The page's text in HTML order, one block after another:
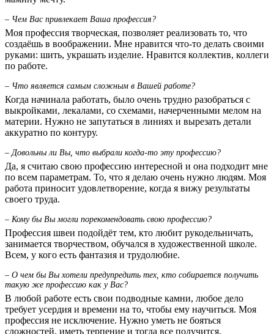
– Чем Вас привлекает Ваша профессия?
Моя профессия творческая, позволяет реализовать то, что
создаёшь в воображении. Мне нравится что-то делать своими
руками: шить, украшать изделие. Нравится коллектив, коллеги
по работе.
– Что является самым сложным в Вашей работе?
Когда начинала работать, было очень трудно разобраться с
выкройками, лекалами, со схемами, начерченными мелом на
материи. Нужно не запутаться в линиях и вырезать детали
аккуратно по контуру.
– Довольны ли Вы, что выбрали когда-то эту профессию?
Да, я считаю свою профессию интересной и она подходит мне
по всем параметрам. То, что я делаю очень нужно людям. Моя
работа приносит удовлетворение, когда я вижу результаты
своего труда.
– Кому бы Вы могли порекомендовать свою профессию?
Профессия швеи подойдёт тем, кто любит рукодельничать,
занимается творчеством, обучался в художественной школе.
Всем, у кого есть фантазия и трудолюбие.
– О чем бы Вы хотели предупредить тех, кто собирается получить
такую же профессию как у Вас?
В любой работе есть свои подводные камни, любое дело
требует усердия и времени на то, чтобы ему научиться. Моя
профессия не исключение. Нужно уметь не бояться
сложностей, иметь терпение и тогда все получится.